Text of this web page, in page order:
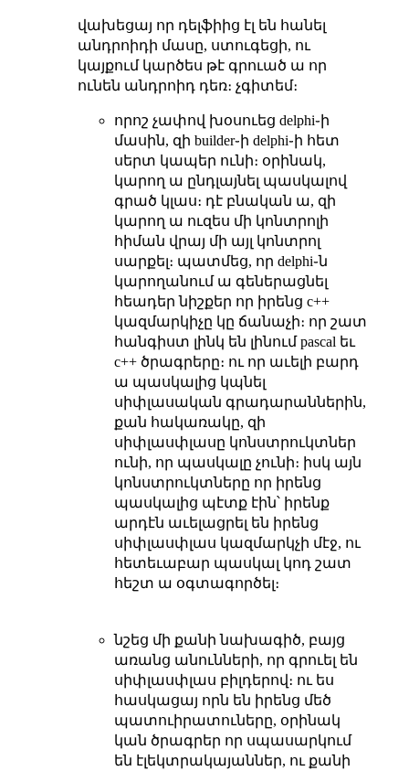
վախեցայ որ դելֆիից էլ են հանել
անդրոիդի մասը, ստուգեցի, ու
կայքում կարծես թէ գրուած ա որ
ունեն անդրոիդ դեռ։ չգիտեմ։
որոշ չափով խօսուեց delphi֊ի
մասին, զի builder֊ի delphi֊ի հետ
սերտ կապեր ունի։ օրինակ,
կարող ա ընդլայնել պասկալով
գրած կլաս։ դէ բնական ա, զի
կարող ա ուզես մի կոնտրոլի
հիման վրայ մի այլ կոնտրոլ
սարքել։ պատմեց, որ delphi֊ն
կարողանում ա գեներացնել
հեադեր նիշքեր որ իրենց c++
կազմարկիչը կը ճանաչի։ որ շատ
հանգիստ լինկ են լինում pascal եւ
c++ ծրագրերը։ ու որ աւելի բարդ
ա պասկալից կպնել
սիփլասական գրադարաններին,
քան հակառակը, զի
սիփլասփլասը կոնստրուկտներ
ունի, որ պասկալը չունի։ իսկ այն
կոնստրուկտները որ իրենց
պասկալից պէտք էին՝ իրենք
արդէն աւելացրել են իրենց
սիփլասփլաս կազմարկչի մէջ, ու
հետեւաբար պասկալ կոդ շատ
հեշտ ա օգտագործել։
նշեց մի քանի նախագիծ, բայց
առանց անունների, որ գրուել են
սիփլասփլաս բիլդերով։ ու ես
հասկացայ որն են իրենց մեծ
պատուիրատուները, օրինակ
կան ծրագրեր որ սպասարկում
են էլեկտրակայաններ, ու քանի